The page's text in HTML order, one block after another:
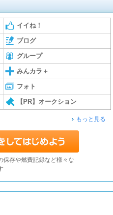
イイね！
ブログ
グループ
みんカラ＋
フォト
【PR】オークション
もっと見る
保存や燃費記録など様々な